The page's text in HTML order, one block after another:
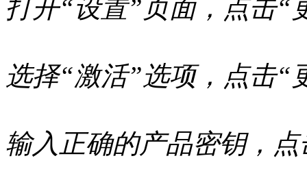
打开“设置”页面，点击“
选择“激活”选项，点击“
输入正确的产品密钥，